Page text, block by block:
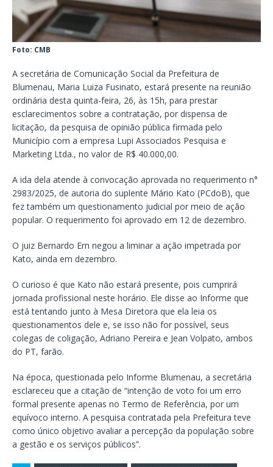
Foto: CMB
A secretária de Comunicação Social da Prefeitura de
Blumenau, Maria Luiza Fusinato, estará presente na reunião
ordinária desta quinta-feira, 26, às 15h, para prestar
esclarecimentos sobre a contratação, por dispensa de
licitação, da pesquisa de opinião pública firmada pelo
Município com a empresa Lupi Associados Pesquisa e
Marketing Ltda., no valor de R$ 40.000,00.
A ida dela atende à convocação aprovada no requerimento n°
2983/2025, de autoria do suplente Mário Kato (PCdoB), que
fez também um questionamento judicial por meio de ação
popular. O requerimento foi aprovado em 12 de dezembro.
O juiz Bernardo Ern negou a liminar a ação impetrada por
Kato, ainda em dezembro.
O curioso é que Kato não estará presente, pois cumprirá
jornada profissional neste horário. Ele disse ao Informe que
está tentando junto à Mesa Diretora que ela leia os
questionamentos dele e, se isso não for possível, seus
colegas de coligação, Adriano Pereira e Jean Volpato, ambos
do PT, farão.
Na época, questionada pelo Informe Blumenau, a secretária
esclareceu que a citação de “intenção de voto foi um erro
formal presente apenas no Termo de Referência, por um
equívoco interno. A pesquisa contratada pela Prefeitura teve
como único objetivo avaliar a percepção da população sobre
a gestão e os serviços públicos”.